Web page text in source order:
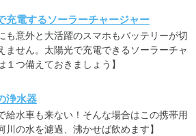
充電するソーラーチャージャー
も意外と大活躍のスマホもバッテリーが切
ません。太陽光で充電できるソーラーチャ
１つ備えておきましょう】
浄水器
給水車も来ない！そんな場合はこの携帯用
川の水を濾過、沸かせば飲めます】